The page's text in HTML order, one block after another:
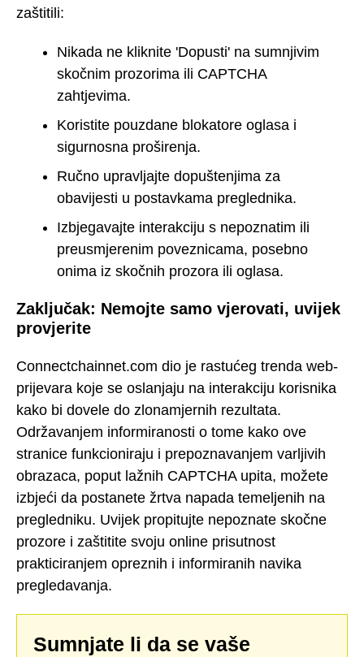
zaštitili:
Nikada ne kliknite 'Dopusti' na sumnjivim
skočnim prozorima ili CAPTCHA
zahtjevima.
Koristite pouzdane blokatore oglasa i
sigurnosna proširenja.
Ručno upravljajte dopuštenjima za
obavijesti u postavkama preglednika.
Izbjegavajte interakciju s nepoznatim ili
preusmjerenim poveznicama, posebno
onima iz skočnih prozora ili oglasa.
Zaključak: Nemojte samo vjerovati, uvijek
provjerite
Connectchainnet.com dio je rastućeg trenda web-
prijevara koje se oslanjaju na interakciju korisnika
kako bi dovele do zlonamjernih rezultata.
Održavanjem informiranosti o tome kako ove
stranice funkcioniraju i prepoznavanjem varljivih
obrazaca, poput lažnih CAPTCHA upita, možete
izbjeći da postanete žrtva napada temeljenih na
pregledniku. Uvijek propitujte nepoznate skočne
prozore i zaštitite svoju online prisutnost
prakticiranjem opreznih i informiranih navika
pregledavanja.
Sumnjate li da se vaše